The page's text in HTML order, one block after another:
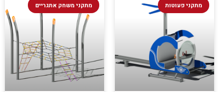
מתקני פעוטות מתקני משחק אתגריים